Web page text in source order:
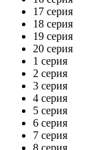
17 серия
18 серия
19 серия
20 серия
1 серия
2 серия
3 серия
4 серия
5 серия
6 серия
7 серия
8 серия